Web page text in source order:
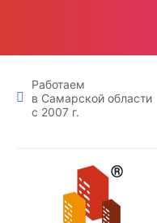
Работаем
в Самарской области
с 2007 г.